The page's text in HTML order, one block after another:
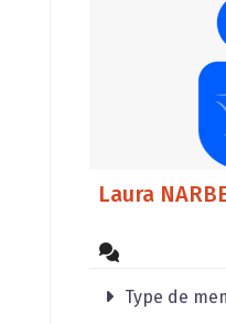
Laura
Type de